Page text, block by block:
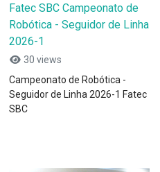
Fatec SBC Campeonato de
Robótica - Seguidor de Linha
2026-1
30 views
Campeonato de Robótica -
Seguidor de Linha 2026-1 Fatec
SBC